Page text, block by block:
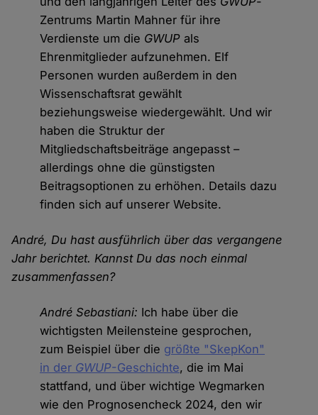
Zentrums Martin Mahner für ihre
Verdienste um die GWUP als
Ehrenmitglieder aufzunehmen. Elf
Personen wurden außerdem in den
Wissenschaftsrat gewählt
beziehungsweise wiedergewählt. Und wir
haben die Struktur der
Mitgliedschaftsbeiträge angepasst –
allerdings ohne die günstigsten
Beitragsoptionen zu erhöhen. Details dazu
finden sich auf unserer Website.
André, Du hast ausführlich über das vergangene
Jahr berichtet. Kannst Du das noch einmal
zusammenfassen?
André Sebastiani: Ich habe über die
wichtigsten Meilensteine gesprochen,
zum Beispiel über die größte "SkepKon"
in der GWUP-Geschichte, die im Mai
stattfand, und über wichtige Wegmarken
wie den Prognosencheck 2024, den wir